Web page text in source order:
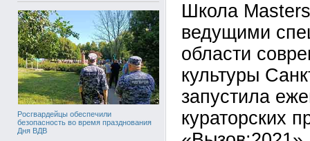
Росгвардейцы обеспечили
безопасность во время празднования
Дня ВДВ
Школа
ведущими
области
культуры
запустила
кураторских